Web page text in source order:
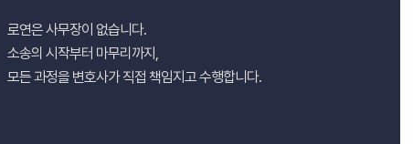
로연은 사무장이 없습니다.
소송의 시작부터 마무리까지,
모든 과정을 변호사가 직접 책임지고 수행합니다.